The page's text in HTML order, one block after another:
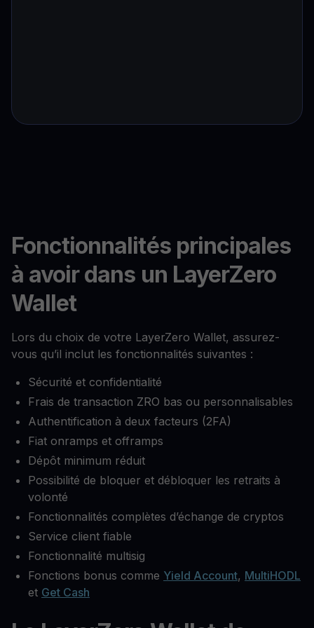
Fonctionnalités principales
à avoir dans un LayerZero
Wallet
Lors du choix de votre LayerZero Wallet, assurez-
vous qu’il inclut les fonctionnalités suivantes :
Sécurité et confidentialité
Frais de transaction ZRO bas ou personnalisables
Authentification à deux facteurs (2FA)
Fiat onramps et offramps
Dépôt minimum réduit
Possibilité de bloquer et débloquer les retraits à
volonté
Fonctionnalités complètes d’échange de cryptos
Service client fiable
Fonctionnalité multisig
Fonctions bonus comme Yield Account, MultiHODL
et Get Cash